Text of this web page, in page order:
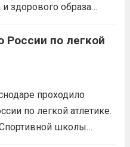
и здорового образа
— мастером
первенства
как спорт для
исключительно
Однако...
России по легкой
проходило
по легкой атлетике.
школы